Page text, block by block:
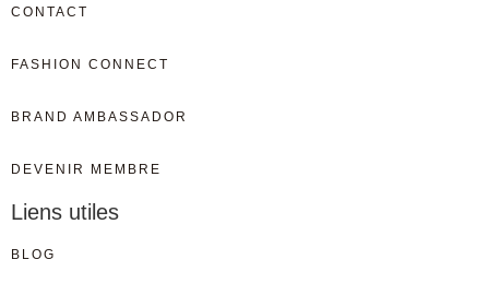
CONTACT
FASHION CONNECT
BRAND AMBASSADOR
DEVENIR MEMBRE
Liens utiles
BLOG